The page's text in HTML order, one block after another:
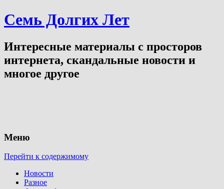
Семь Долгих Лет
Интересные материалы с просторов
интернета, скандальные новости и
многое другое
Меню
Перейти к содержимому
Новости
Разное